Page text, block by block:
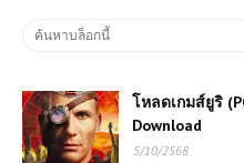
โหลดเกมส์ยูริ
Download
5/10/2568